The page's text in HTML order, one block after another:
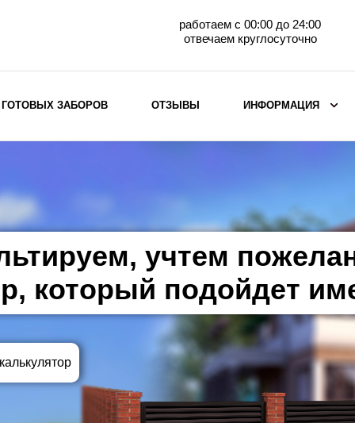
работаем с 00:00 до 24:00
отвечаем круглосуточно
горизонтального
Металлические заборы для дачи
Забор жалюзи с кирпичными столбами
Металлические заборы
Металлические ограждения
ВЫБОР ПО ХАРАКТЕРИСТИКАМ
Горизонтальные заборы
Высокие заборы
ЗАБОРОВ ОТЗЫВЫ ИНФОРМАЦИЯ
учтем
который подойдет